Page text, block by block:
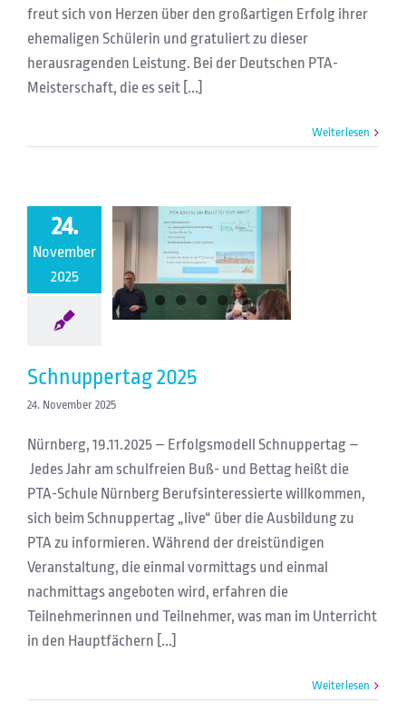
freut sich von Herzen über den großartigen Erfolg ihrer
ehemaligen Schülerin und gratuliert zu dieser
herausragenden Leistung. Bei der Deutschen PTA-
Meisterschaft, die es seit [...]
Weiterlesen
24.
November
2025
Schnuppertag 2025
24. November 2025
Nürnberg, 19.11.2025 – Erfolgsmodell Schnuppertag –
Jedes Jahr am schulfreien Buß- und Bettag heißt die
PTA-Schule Nürnberg Berufsinteressierte willkommen,
sich beim Schnuppertag „live“ über die Ausbildung zu
PTA zu informieren. Während der dreistündigen
Veranstaltung, die einmal vormittags und einmal
nachmittags angeboten wird, erfahren die
Teilnehmerinnen und Teilnehmer, was man im Unterricht
in den Hauptfächern [...]
Weiterlesen